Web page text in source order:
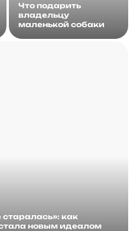
как
новым идеалом
Что подарить
владельцу
маленькой собаки